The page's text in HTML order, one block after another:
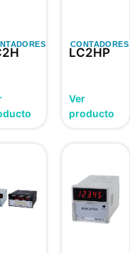
CONTADORES
LC2HP
Ver
producto